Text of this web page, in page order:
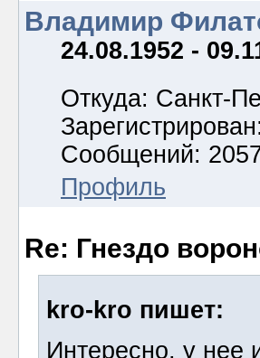
Владимир
24.08.1952 -
Откуда: Санкт-
Сообщений:
Профиль
Re: Гнездо
kro-kro пишет:
Интересно, у нее